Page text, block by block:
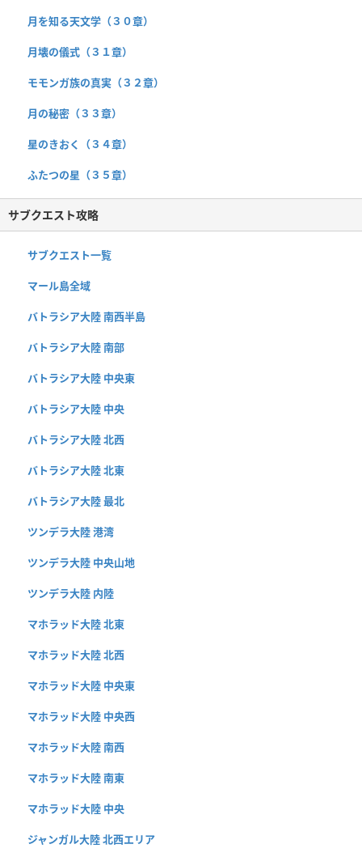
月を知る天文学（３０章）
月壊の儀式（３１章）
モモンガ族の真実（３２章）
月の秘密（３３章）
星のきおく（３４章）
ふたつの星（３５章）
サブクエスト攻略
サブクエスト一覧
マール島全域
バトラシア大陸 南西半島
バトラシア大陸 南部
バトラシア大陸 中央東
バトラシア大陸 中央
バトラシア大陸 北西
バトラシア大陸 北東
バトラシア大陸 最北
ツンデラ大陸 港湾
ツンデラ大陸 中央山地
ツンデラ大陸 内陸
マホラッド大陸 北東
マホラッド大陸 北西
マホラッド大陸 中央東
マホラッド大陸 中央西
マホラッド大陸 南西
マホラッド大陸 南東
マホラッド大陸 中央
ジャンガル大陸 北西エリア